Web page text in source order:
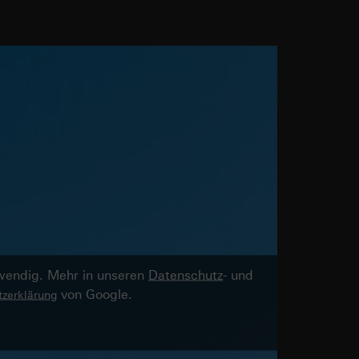
Mehr in unseren Datenschutz- und
von Google.